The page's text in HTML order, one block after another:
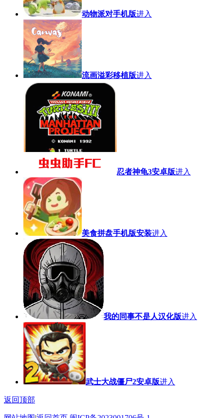
动物派对手机版进入
流画溢彩移植版进入
忍者神龟3安卓版进入
美食拼盘手机版安装进入
我的同事不是人汉化版进入
武士大战僵尸2安卓版进入
返回顶部